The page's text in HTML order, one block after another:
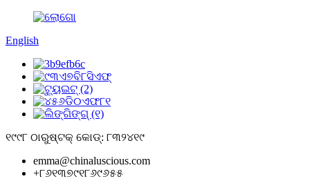
English
୧୯୯୮ ଠାରୁଷ୍ଟକ୍ କୋଡ୍: ୮୩୨୪୧୯
emma@chinaluscious.com
+୮୬୧୩୭୯୧୮୬୯୬୫୫